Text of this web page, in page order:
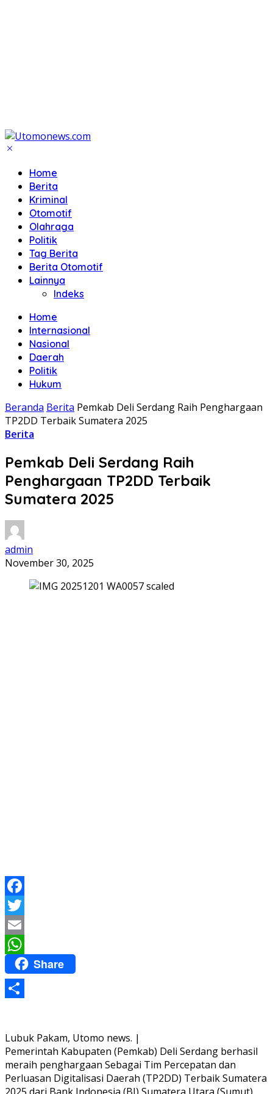
Home
Berita
Kriminal
Otomotif
Olahraga
Politik
Tag Berita
Berita Otomotif
Lainnya
Indeks
Home
Internasional
Nasional
Daerah
Politik
Hukum
Beranda Berita Pemkab Deli Serdang Raih Penghargaan
TP2DD Terbaik Sumatera 2025
Berita
Pemkab Deli Serdang Raih
Penghargaan TP2DD Terbaik
Sumatera 2025
admin
November 30, 2025
Facebook
Twitter
Email
WhatsApp
Share
Lubuk Pakam, Utomo news. |
Pemerintah Kabupaten (Pemkab) Deli Serdang berhasil
meraih penghargaan Sebagai Tim Percepatan dan
Perluasan Digitalisasi Daerah (TP2DD) Terbaik Sumatera